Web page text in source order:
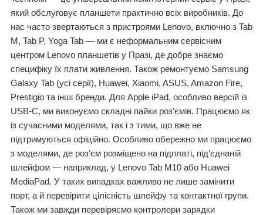
який обслуговує планшети практично всіх виробників. До
нас часто звертаються з пристроями Lenovo, включно з Tab
M, Tab P, Yoga Tab — ми є неформальним сервісним
центром Lenovo планшетів у Празі, де добре знаємо
специфіку їх плати живлення. Також ремонтуємо Samsung
Galaxy Tab (усі серії), Huawei, Xiaomi, ASUS, Amazon Fire,
Prestigio та інші бренди. Для Apple iPad, особливо версій із
USB-C, ми виконуємо складні пайки роз’ємів. Працюємо як
із сучасними моделями, так і з тими, що вже не
підтримуються офіційно. Особливо обережно ми працюємо
з моделями, де роз’єм розміщено на підплаті, під’єднаній
шлейфом — наприклад, у Lenovo Tab M10 або Huawei
MediaPad. У таких випадках важливо не лише замінити
порт, а й перевірити цілісність шлейфу та контактної групи.
Також ми завжди перевіряємо контролери зарядки